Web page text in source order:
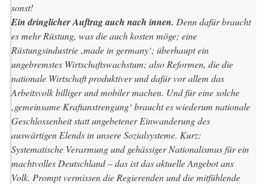
sonst!
Ein dringlicher Auftrag auch nach innen.Denn dafür braucht
esmehr Rüstung, was die auch kosten möge; eine
Rüstungsindustrie ‚made in germany‘; überhaupt ein
ungebremstes Wirtschaftswachstum; also Reformen, die die
nationale Wirtschaft produktiver und dafür vor allem das
Arbeitsvolkbilliger und mobiler machen. Und für eine solche
‚gemeinsame Kraftanstrengung‘ braucht es wiederumnationale
Geschlossenheitstatt ungebetener Einwanderung des
auswärtigen Elends in unsere Sozialsysteme. Kurz:
Systematische Verarmung und gehässiger Nationalismusfür ein
machtvolles Deutschland – das ist das aktuelle Angebot ans
Volk. Prompt vermissen die Regierenden und die mitfühlende